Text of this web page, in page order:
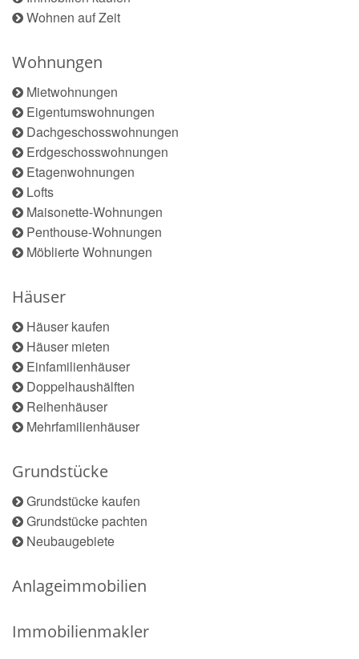
Wohnen auf Zeit
Wohnungen
Mietwohnungen
Eigentumswohnungen
Dachgeschosswohnungen
Erdgeschosswohnungen
Etagenwohnungen
Lofts
Maisonette-Wohnungen
Penthouse-Wohnungen
Möblierte Wohnungen
Häuser
Häuser kaufen
Häuser mieten
Einfamilienhäuser
Doppelhaushälften
Reihenhäuser
Mehrfamilienhäuser
Grundstücke
Grundstücke kaufen
Grundstücke pachten
Neubaugebiete
Anlageimmobilien
Immobilienmakler